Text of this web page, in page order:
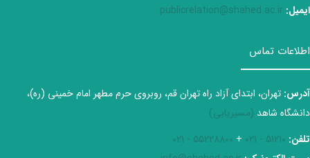
ایمیل: publicrelation@shahed.ac.ir
اطلاعات تماس
آدرس: تهران، ابتدای آزاد راه تهران قم، روبروی حرم مطهر امام خمینی (ره)،
دانشگاه شاهد (مسیریابی)
تلفن: 51210 - 021
+
55228800 - 021